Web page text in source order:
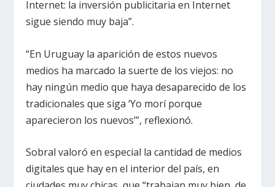
Internet: la inversión publicitaria en Internet
sigue siendo muy baja”.
“En Uruguay la aparición de estos nuevos
medios ha marcado la suerte de los viejos: no
hay ningún medio que haya desaparecido de los
tradicionales que siga ‘Yo morí porque
aparecieron los nuevos’”, reflexionó.
Sobral valoró en especial la cantidad de medios
digitales que hay en el interior del país, en